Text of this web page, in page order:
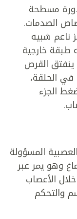
مسطحة
الصدمات.
شبيه
طبقة خارجية
القرص
الحلقة،
الجزء
المسؤولة
وهو يمر عبر
الأعصاب
والتحكم